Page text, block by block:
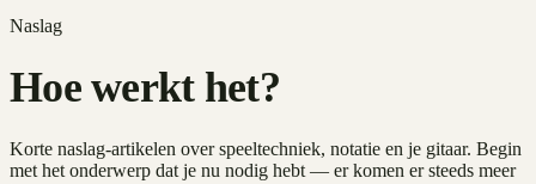
Naslag
Hoe werkt het?
Korte naslag-artikelen over speeltechniek, notatie en je gitaar. Begin
met het onderwerp dat je nu nodig hebt — er komen er steeds meer